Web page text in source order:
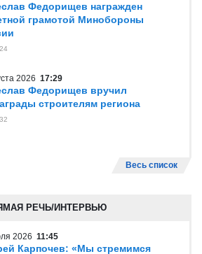
Федорищев награжден
грамотой Минобороны
2026 17:29
Федорищев вручил
строителям региона
Весь список
РЕЧЬ/ИНТЕРВЬЮ
2026 11:45
Карпочев: «Мы стремимся